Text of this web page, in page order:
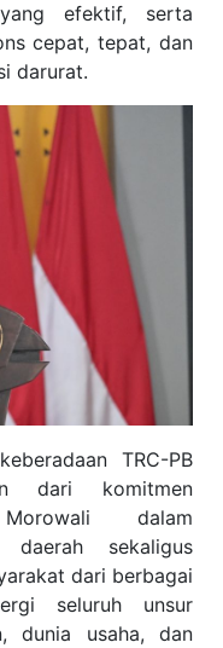
efektif, serta
cepat, tepat, dan
darurat.
TRC-PB
dari komitmen
dalam
daerah sekaligus
dari berbagai
seluruh unsur
dunia usaha, dan